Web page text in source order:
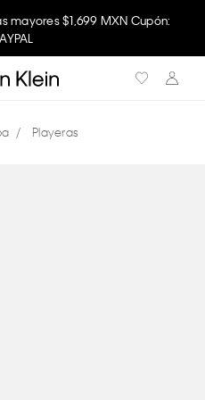
mayores $1,699 MXN Cupón:
Playeras